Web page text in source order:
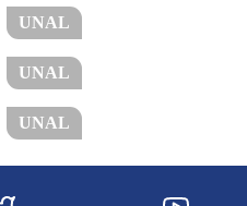
UNAL
UNAL
UNAL